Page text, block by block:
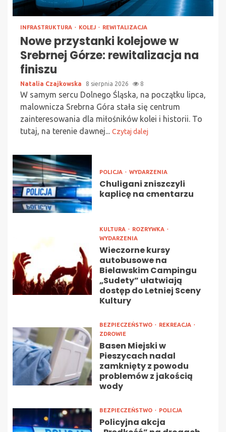
INFRASTRUKTURA KOLEJ REWITALIZACJA
Nowe przystanki kolejowe w
Srebrnej Górze: rewitalizacja na
finiszu
Natalia Czajkowska 8 sierpnia 2026 8
W samym sercu Dolnego Śląska, na początku lipca,
malownicza Srebrna Góra stała się centrum
zainteresowania dla miłośników kolei i historii. To
tutaj, na terenie dawnej... Czytaj dalej
POLICJA WYDARZENIA
Chuligani zniszczyli
kaplicę na cmentarzu
KULTURA
ROZRYWKA
WYDARZENIA
Wieczorne kursy
autobusowe na
Bielawskim Campingu
„Sudety” ułatwiają
dostęp do Letniej Sceny
Kultury
BEZPIECZEŃSTWO
REKREACJA
ZDROWIE
Basen Miejski w
Pieszycach nadal
zamknięty z powodu
problemów z jakością
wody
BEZPIECZEŃSTWO POLICJA
Policyjna akcja